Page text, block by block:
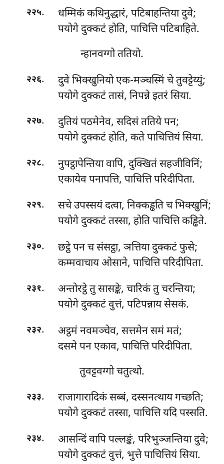
२२५.
धम्मिकं कथिनुद्धारं, पटिबाहन्तिया दुवे;
पयोगे दुक्कटं होति, पाचित्ति पटिबाहिते.
न्हानवग्गो ततियो.
२२६.
दुवे भिक्खुनियो एक-मञ्चस्मिं चे तुवट्टेय्युं;
पयोगे दुक्कटं तासं, निपन्ने इतरं सिया.
२२७.
दुतियं पठमेनेव, सदिसं ततिये पन;
पयोगे दुक्कटं होति, कते पाचित्तियं सिया.
२२८. नुपट्ठापेन्तियावापि, दुक्खितं सहजीविनिं;
एकायेव पनापत्ति, पाचित्ति परिदीपिता.
२२९.
सचे उपस्सयं दत्वा, निक्कड्ढति च भिक्खुनिं;
पयोगे दुक्कटं तस्सा, होति पाचित्ति कड्ढिते.
२३०.
छट्ठे पन च संसट्ठा, ञत्तिया दुक्कटं फुसे;
कम्मवाचाय ओसाने, पाचित्ति परिदीपिता.
२३१.
अन्तोरट्ठे तु सासङ्के, चारिकं तु चरन्तिया;
पयोगे दुक्कटं वुत्तं, पटिपन्नाय सेसकं.
२३२.
अट्ठमं नवमञ्चेव, सत्तमेन समं मतं;
दसमे पन एकाव, पाचित्ति परिदीपिता.
तुवट्टवग्गो चतुत्थो.
२३३.
राजागारादिकं सब्बं, दस्सनत्थाय गच्छति;
पयोगे दुक्कटं तस्सा, पाचित्ति यदि पस्सति.
२३४. आसन्दिंवापि पल्लङ्कं, परिभुञ्जन्तिया दुवे;
पयोगे दुक्कटं वुत्तं, भुत्ते पाचित्तियं सिया.